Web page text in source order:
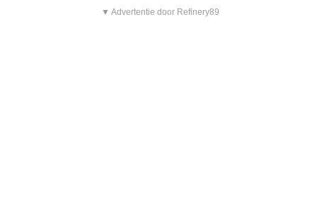
▼ Advertentie door Refinery89